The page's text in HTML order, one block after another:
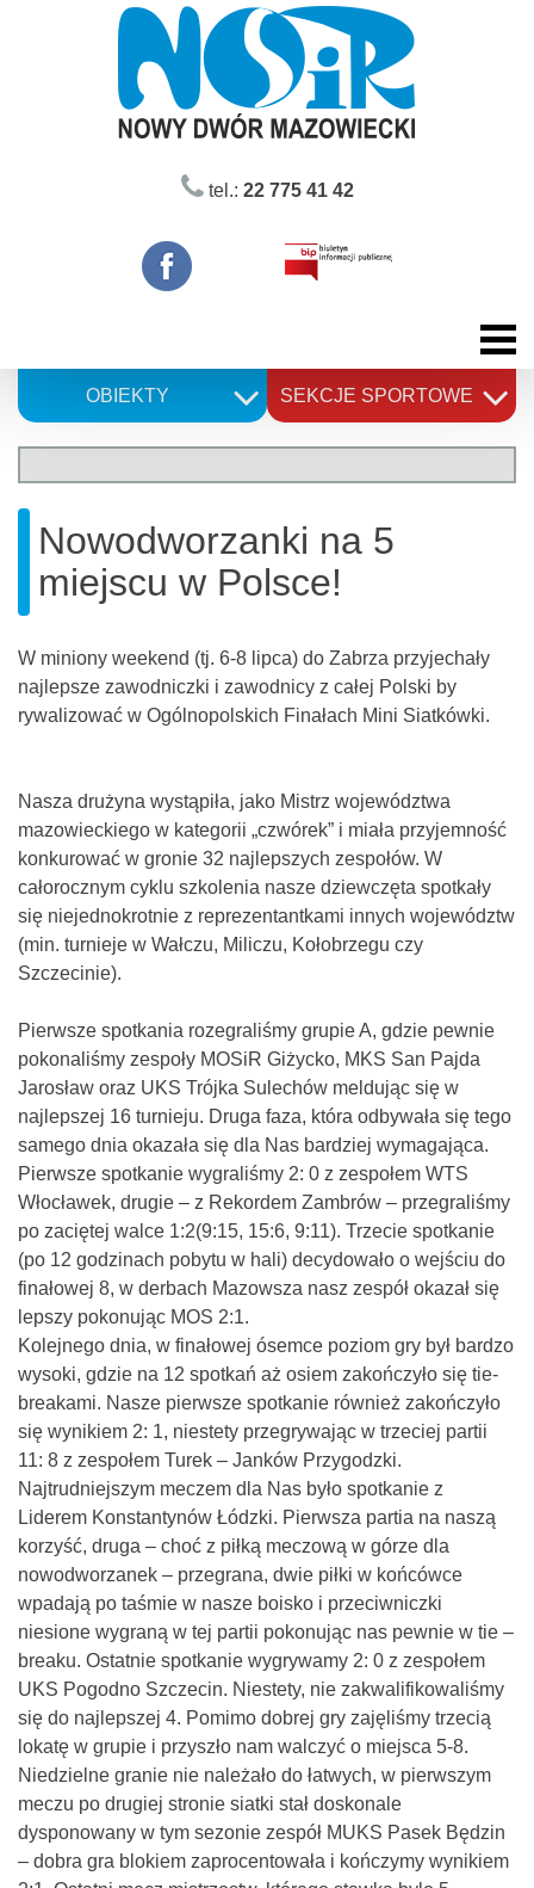
tel.: 22 775 41 42
OBIEKTY SEKCJE SPORTOWE
Nowodworzanki na 5
miejscu w Polsce!
W miniony weekend (tj. 6-8 lipca) do Zabrza przyjechały
najlepsze zawodniczki i zawodnicy z całej Polski by
rywalizować w Ogólnopolskich Finałach Mini Siatkówki.
Nasza drużyna wystąpiła, jako Mistrz województwa
mazowieckiego w kategorii „czwórek” i miała przyjemność
konkurować w gronie 32 najlepszych zespołów. W
całorocznym cyklu szkolenia nasze dziewczęta spotkały
się niejednokrotnie z reprezentantkami innych województw
(min. turnieje w Wałczu, Miliczu, Kołobrzegu czy
Szczecinie).
Pierwsze spotkania rozegraliśmy grupie A, gdzie pewnie
pokonaliśmy zespoły MOSiR Giżycko, MKS San Pajda
Jarosław oraz UKS Trójka Sulechów meldując się w
najlepszej 16 turnieju. Druga faza, która odbywała się tego
samego dnia okazała się dla Nas bardziej wymagająca.
Pierwsze spotkanie wygraliśmy 2: 0 z zespołem WTS
Włocławek, drugie – z Rekordem Zambrów – przegraliśmy
po zaciętej walce 1:2(9:15, 15:6, 9:11). Trzecie spotkanie
(po 12 godzinach pobytu w hali) decydowało o wejściu do
finałowej 8, w derbach Mazowsza nasz zespół okazał się
lepszy pokonując MOS 2:1.
Kolejnego dnia, w finałowej ósemce poziom gry był bardzo
wysoki, gdzie na 12 spotkań aż osiem zakończyło się tie-
breakami. Nasze pierwsze spotkanie również zakończyło
się wynikiem 2: 1, niestety przegrywając w trzeciej partii
11: 8 z zespołem Turek – Janków Przygodzki.
Najtrudniejszym meczem dla Nas było spotkanie z
Liderem Konstantynów Łódzki. Pierwsza partia na naszą
korzyść, druga – choć z piłką meczową w górze dla
nowodworzanek – przegrana, dwie piłki w końcówce
wpadają po taśmie w nasze boisko i przeciwniczki
niesione wygraną w tej partii pokonując nas pewnie w tie –
breaku. Ostatnie spotkanie wygrywamy 2: 0 z zespołem
UKS Pogodno Szczecin. Niestety, nie zakwalifikowaliśmy
się do najlepszej 4. Pomimo dobrej gry zajęliśmy trzecią
lokatę w grupie i przyszło nam walczyć o miejsca 5-8.
Niedzielne granie nie należało do łatwych, w pierwszym
meczu po drugiej stronie siatki stał doskonale
dysponowany w tym sezonie zespół MUKS Pasek Będzin
– dobra gra blokiem zaprocentowała i kończymy wynikiem